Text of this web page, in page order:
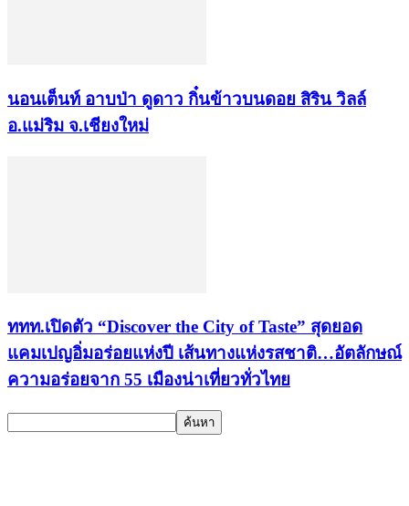
นอนเต็นท์ อาบป่า ดูดาว กิ๋นข้าวบนดอย สิริน วิลล์
อ.แม่ริม จ.เชียงใหม่
ททท.เปิดตัว “Discover the City of Taste” สุดยอด
แคมเปญอิ่มอร่อยแห่งปี เส้นทางแห่งรสชาติ…อัตลักษณ์
ความอร่อยจาก 55 เมืองน่าเที่ยวทั่วไทย